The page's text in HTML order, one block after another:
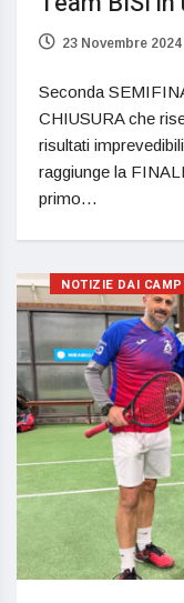
23 Novembre 2024
Seconda
CHIUSURA che
risultati
raggiunge la
primo…
NOTIZIE DAI